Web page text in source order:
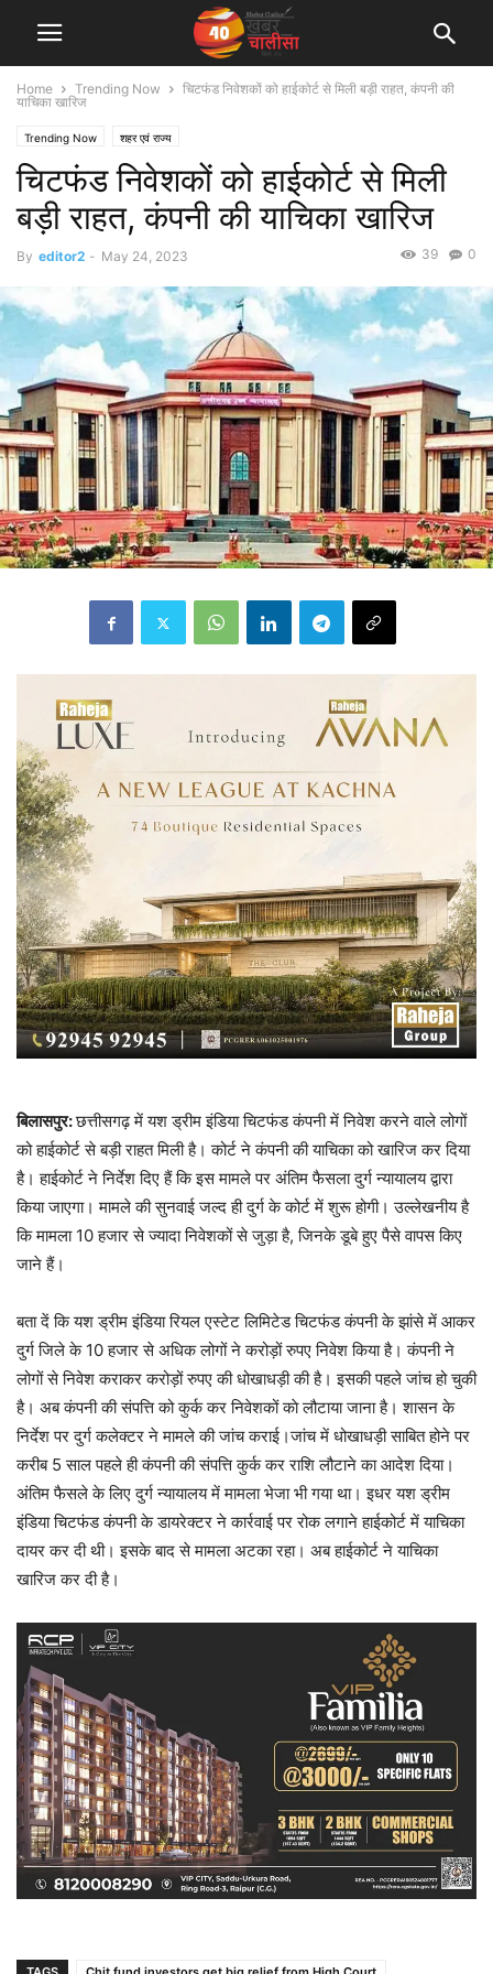
Home Trending Now
चिटफंड निवेशकों को हाईकोर्ट से मिली बड़ी राहत, कंपनी की
याचिका खारिज
Trending Now शहर एवं राज्य
चिटफंड निवेशकों को हाईकोर्ट से मिली
बड़ी राहत, कंपनी की याचिका खारिज
By editor2 - May 24, 2023 0
39
बिलासपुर:छत्तीसगढ़ में यश ड्रीम इंडिया चिटफंड कंपनी में निवेश करने वाले लोगों
को हाईकोर्ट से बड़ी राहत मिली है। कोर्ट ने कंपनी की याचिका को खारिज कर दिया
है। हाईकोर्ट ने निर्देश दिए हैं कि इस मामले पर अंतिम फैसला दुर्ग न्यायालय द्वारा
किया जाएगा। मामले की सुनवाई जल्द ही दुर्ग के कोर्ट में शुरू होगी। उल्लेखनीय है
कि मामला 10 हजार से ज्यादा निवेशकों से जुड़ा है, जिनके डूबे हुए पैसे वापस किए
जाने हैं।
बता दें कि यश ड्रीम इंडिया रियल एस्टेट लिमिटेड चिटफंड कंपनी के झांसे में आकर
दुर्ग जिले के 10 हजार से अधिक लोगों ने करोड़ों रुपए निवेश किया है। कंपनी ने
लोगों से निवेश कराकर करोड़ों रुपए की धोखाधड़ी की है। इसकी पहले जांच हो चुकी
है। अब कंपनी की संपत्ति को कुर्क कर निवेशकों काे लौटाया जाना है। शासन के
निर्देश पर दुर्ग कलेक्टर ने मामले की जांच कराई।जांच में धोखाधड़ी साबित होने पर
करीब 5 साल पहले ही कंपनी की संपत्ति कुर्क कर राशि लौटाने का आदेश दिया।
अंतिम फैसले के लिए दुर्ग न्यायालय में मामला भेजा भी गया था। इधर यश ड्रीम
इंडिया चिटफंड कंपनी के डायरेक्टर ने कार्रवाई पर रोक लगाने हाईकोर्ट में याचिका
दायर कर दी थी। इसके बाद से मामला अटका रहा। अब हाईकोर्ट ने याचिका
खारिज कर दी है।